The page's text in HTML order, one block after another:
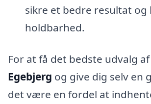
sikre et bedre resultat
holdbarhed.
For at få det bedste udvalg af
Egebjerg og give dig selv en
det være en fordel at